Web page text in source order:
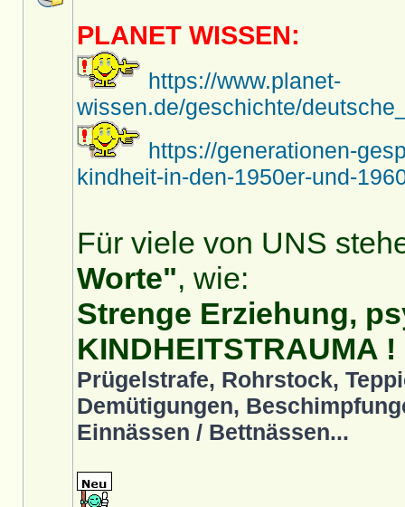
PLANET WISSEN:
https://www.planet-
wissen.de/geschichte/
https://generationen-
kindheit-in-den-1950er-und-
Für viele von UNS
Worte", wie:
Strenge Erziehung,
KINDHEITSTRAUMA !
Prügelstrafe, Rohrstock,
Demütigungen,
Einnässen / Bettnässen...